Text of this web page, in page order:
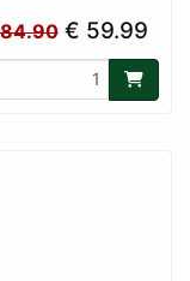
€ 59.99